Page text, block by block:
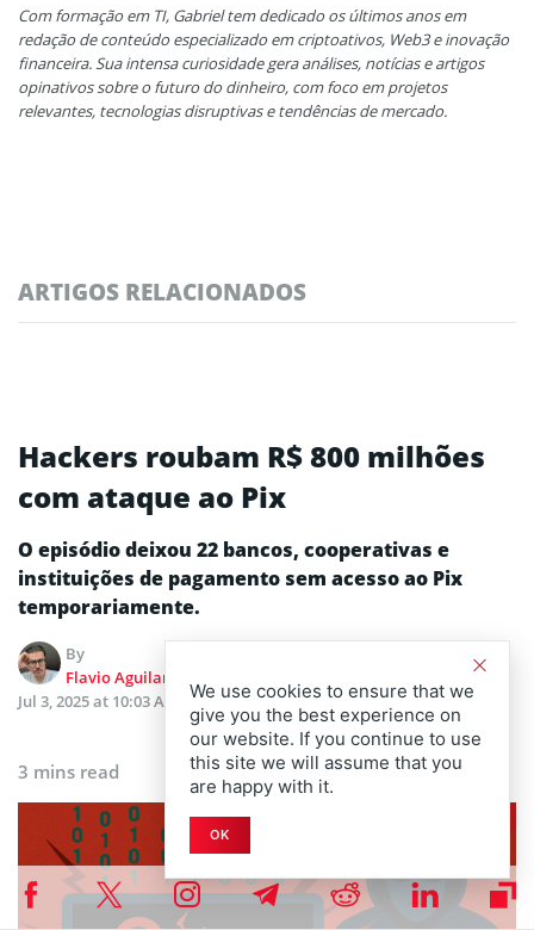
Com formação em TI, Gabriel tem dedicado os últimos anos em
redação de conteúdo especializado em criptoativos, Web3 e inovação
financeira. Sua intensa curiosidade gera análises, notícias e artigos
opinativos sobre o futuro do dinheiro, com foco em projetos
relevantes, tecnologias disruptivas e tendências de mercado.
ARTIGOS RELACIONADOS
Hackers roubam R$ 800 milhões
com ataque ao Pix
O episódio deixou 22 bancos, cooperativas e
instituições de pagamento sem acesso ao Pix
temporariamente.
By
Flavio Aguilar
Jul 3, 2025 at 10:03 AM
Atualizado emJul 3, 2025 at
10:03 AM
3 mins read
We use cookies to ensure that we
give you the best experience on
our website. If you continue to use
this site we will assume that you
are happy with it.
OK